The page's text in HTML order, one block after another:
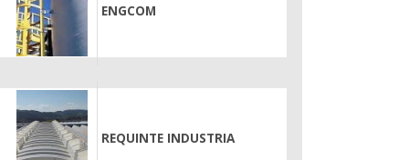
ENGCOM
REQUINTE INDUSTRIA